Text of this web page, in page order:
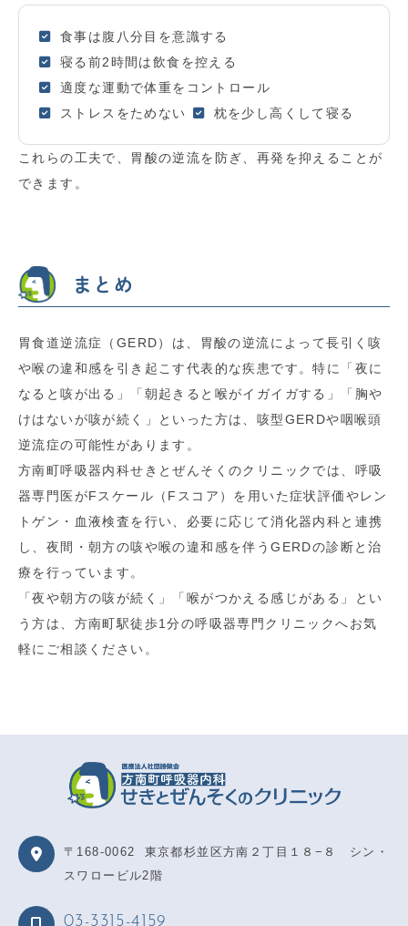
食事は腹八分目を意識する
寝る前2時間は飲食を控える
適度な運動で体重をコントロール
ストレスをためない
枕を少し高くして寝る
これらの工夫で、胃酸の逆流を防ぎ、再発を抑えることが
できます。
まとめ
胃食道逆流症（GERD）は、胃酸の逆流によって長引く咳
や喉の違和感を引き起こす代表的な疾患です。特に「夜に
なると咳が出る」「朝起きると喉がイガイガする」「胸や
けはないが咳が続く」といった方は、咳型GERDや咽喉頭
逆流症の可能性があります。
方南町呼吸器内科せきとぜんそくのクリニックでは、呼吸
器専門医がFスケール（Fスコア）を用いた症状評価やレン
トゲン・血液検査を行い、必要に応じて消化器内科と連携
し、夜間・朝方の咳や喉の違和感を伴うGERDの診断と治
療を行っています。
「夜や朝方の咳が続く」「喉がつかえる感じがある」とい
う方は、方南町駅徒歩1分の呼吸器専門クリニックへお気
軽にご相談ください。
〒168-0062
東京都杉並区方南２丁目１８−８ シン・
スワロービル2階
03-3315-4159